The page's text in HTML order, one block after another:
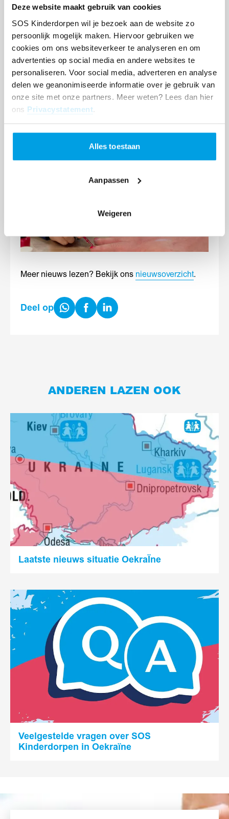
Deze website maakt gebruik van cookies
SOS Kinderdorpen wil je bezoek aan de website zo
persoonlijk mogelijk maken. Hiervoor gebruiken we
cookies om ons websiteverkeer te analyseren en om
advertenties op social media en andere websites te
personaliseren. Voor social media, adverteren en analyse
delen we geanonimiseerde informatie over je gebruik van
onze site met onze partners. Meer weten? Lees dan hier
ons Privacystatement.
Alles toestaan
Aanpassen
Weigeren
SOS Kinderdorpenis enorm dankbaar en trots op
namens SOS Kinderdorpen Oekraïne alle
leerlingen, medewerkers en donateurs van deze
actie voor hun enorme bevlogen en liefdevolle inzet.
Dank jullie wel!!!!
Fotoverslag van een succesvolle
inzamelingsactie
Meer nieuws lezen? Bekijk ons nieuwsoverzicht.
Deel opShare
on
Share
on
Share
on
ANDEREN LAZEN OOK
Laatste nieuws situatie OekraÏne
Lees
meer
Veelgestelde vragen over SOS
Kinderdorpen in Oekraïne
Lees
meer